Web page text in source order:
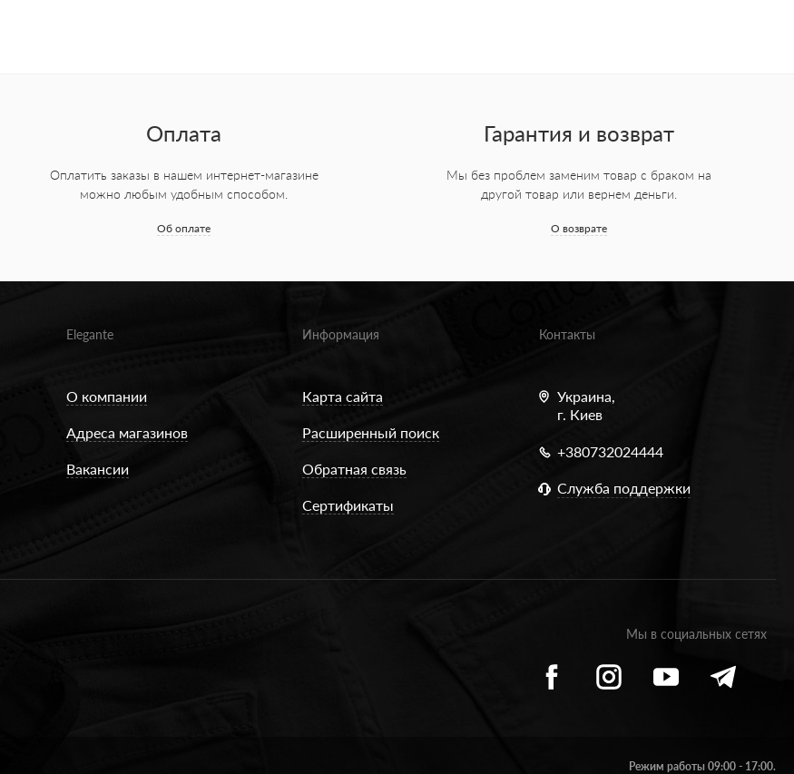
Оплата
Оплатить заказы в нашем интернет-магазине
можно любым удобным способом.
Об оплате
Гарантия и возврат
Мы без проблем заменим товар с браком на
другой товар или вернем деньги.
О возврате
Elegante
О компании
Адреса магазинов
Вакансии
Информация
Карта сайта
Расширенный поиск
Обратная связь
Сертификаты
Контакты
Украина,
г. Киев
+380732024444
Служба поддержки
Мы в социальных сетях
Режим работы 09:00 - 17:00.